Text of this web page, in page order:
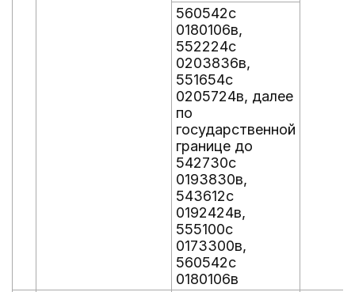
560542с
0180106в,
552224с
0203836в,
551654с
0205724в, далее
по
государственной
границе до
542730с
0193830в,
543612с
0192424в,
555100с
0173300в,
560542с
0180106в